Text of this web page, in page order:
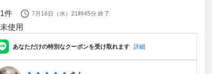
1件 7月16日（水）21時45分 終了
未使用
あなただけの特別なクーポンを受け取れます 詳細